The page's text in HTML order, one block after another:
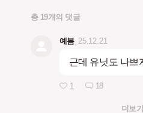
총 19개의 댓글
예봄 25.12.21
근데 유닛도 나쁘
1 18
더보기